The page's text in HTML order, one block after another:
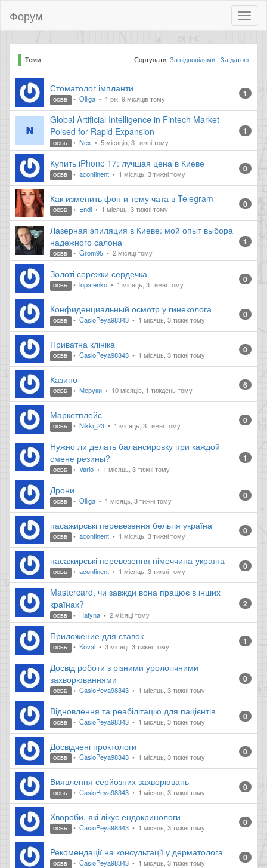
Форум
Теми Сортувати:За відповідями За датою
Стоматолог імпланти
ОСББ Olliga 1 рік, 9 місяців тому 1
Global Artificial Intelligence in Fintech Market
Poised for Rapid Expansion
ОСББ Nex 5 місяців, 3 тижні тому
1
Купить iPhone 17: лучшая цена в Киеве
ОСББ acontinent 1 місяць, 3 тижні тому 0
Как изменить фон и тему чата в Telegram
ОСББ Endi 1 місяць, 3 тижні тому 0
Лазерная эпиляция в Киеве: мой опыт выбора
надежного салона
ОСББ Grom95 2 місяці тому
1
Золоті сережки сердечка
ОСББ lopatenko 1 місяць, 3 тижні тому 0
Конфиденциальный осмотр у гинеколога
ОСББ CasioPeya98343 1 місяць, 3 тижні тому 0
Приватна клініка
ОСББ CasioPeya98343 1 місяць, 3 тижні тому 0
Казино
ОСББ Меруки 10 місяців, 1 тиждень тому 6
Маркетплейс
ОСББ Nikki_23 1 місяць, 3 тижні тому 0
Нужно ли делать балансировку при каждой
смене резины?
ОСББ Vario 1 місяць, 3 тижні тому
1
Дрони
ОСББ Olliga 1 місяць, 3 тижні тому 0
пасажирські перевезення бельгія україна
ОСББ acontinent 1 місяць, 3 тижні тому 0
пасажирські перевезення німеччина-україна
ОСББ acontinent 1 місяць, 3 тижні тому 0
Mastercard, чи завжди вона працює в інших
країнах?
ОСББ Hatyna 2 місяці тому
2
Приложение для ставок
ОСББ Koval 3 місяці, 3 тижні тому 1
Досвід роботи з різними урологічними
захворюваннями
ОСББ CasioPeya98343 1 місяць, 3 тижні тому
0
Відновлення та реабілітацію для пацієнтів
ОСББ CasioPeya98343 1 місяць, 3 тижні тому 0
Досвідчені проктологи
ОСББ CasioPeya98343 1 місяць, 3 тижні тому 0
Виявлення серйозних захворювань
ОСББ CasioPeya98343 1 місяць, 3 тижні тому 0
Хвороби, які лікує ендокринологи
ОСББ CasioPeya98343 1 місяць, 3 тижні тому 0
Рекомендації на консультації у дерматолога
ОСББ CasioPeya98343 1 місяць, 3 тижні тому 0